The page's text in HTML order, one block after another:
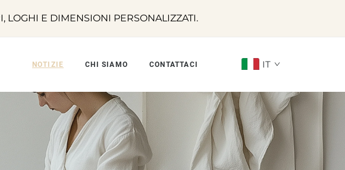
LOGHI E DIMENSIONI PERSONALIZZATI.
NOTIZIE CHI SIAMO CONTATTACI IT